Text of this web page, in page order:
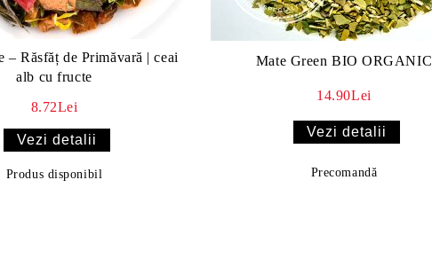
– Răsfăț de Primăvară | ceai
alb cu fructe
8.72Lei
Vezi detalii
Produs disponibil
Mate Green BIO ORGANIC
14.90Lei
Vezi detalii
Precomandă